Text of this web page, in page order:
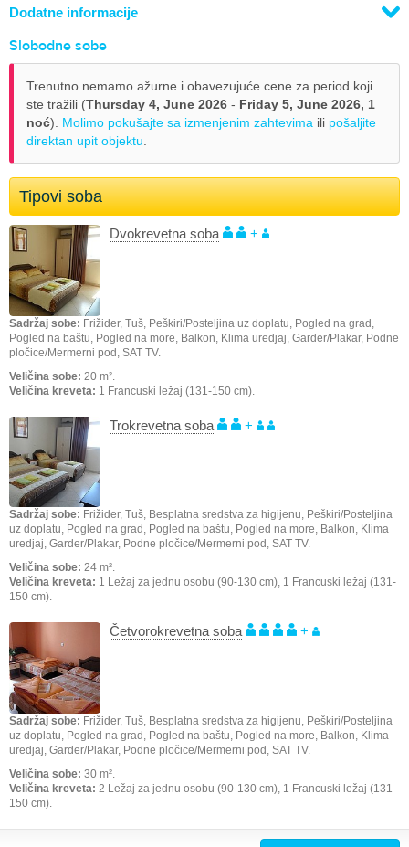
Dodatne informacije
Slobodne sobe
Trenutno nemamo ažurne i obavezujuće cene za period koji
ste tražili (Thursday 4, June 2026 - Friday 5, June 2026, 1
noć). Molimo pokušajte sa izmenjenim zahtevima ili pošaljite
direktan upit objektu.
Tipovi soba
Dvokrevetna soba +
Sadržaj sobe: Frižider, Tuš, Peškiri/Posteljina uz doplatu, Pogled na grad,
Pogled na baštu, Pogled na more, Balkon, Klima uredjaj, Garder/Plakar, Podne
pločice/Mermerni pod, SAT TV.
Veličina sobe: 20 m².
Veličina kreveta: 1 Francuski ležaj (131-150 cm).
Trokrevetna soba +
Sadržaj sobe: Frižider, Tuš, Besplatna sredstva za higijenu, Peškiri/Posteljina
uz doplatu, Pogled na grad, Pogled na baštu, Pogled na more, Balkon, Klima
uredjaj, Garder/Plakar, Podne pločice/Mermerni pod, SAT TV.
Veličina sobe: 24 m².
Veličina kreveta: 1 Ležaj za jednu osobu (90-130 cm), 1 Francuski ležaj (131-
150 cm).
Četvorokrevetna soba +
Sadržaj sobe: Frižider, Tuš, Besplatna sredstva za higijenu, Peškiri/Posteljina
uz doplatu, Pogled na grad, Pogled na baštu, Pogled na more, Balkon, Klima
uredjaj, Garder/Plakar, Podne pločice/Mermerni pod, SAT TV.
Veličina sobe: 30 m².
Veličina kreveta: 2 Ležaj za jednu osobu (90-130 cm), 1 Francuski ležaj (131-
150 cm).